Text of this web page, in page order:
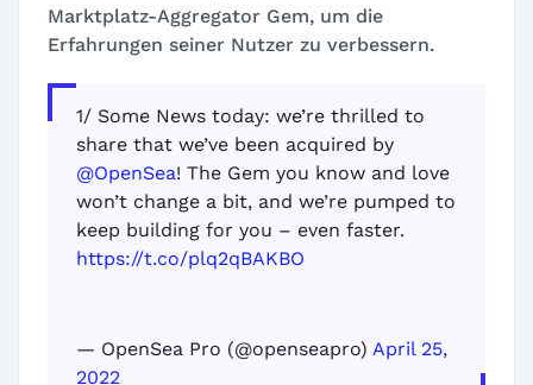
Marktplatz-Aggregator Gem, um die
Erfahrungen seiner Nutzer zu verbessern.
1/ Some News today: we’re thrilled to
share that we’ve been acquired by
@OpenSea! The Gem you know and love
won’t change a bit, and we’re pumped to
keep building for you – even faster.
https://t.co/plq2qBAKBO
— OpenSea Pro (@openseapro) April 25,
2022